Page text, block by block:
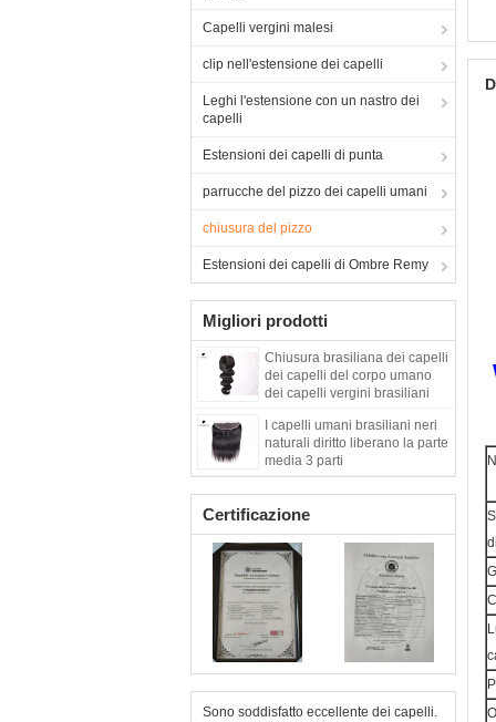
Capelli vergini malesi
clip nell'estensione dei capelli
Leghi l'estensione con un nastro dei
capelli
Estensioni dei capelli di punta
parrucche del pizzo dei capelli umani
chiusura del pizzo
Estensioni dei capelli di Ombre Remy
Migliori prodotti
Chiusura brasiliana dei capelli
dei capelli del corpo umano
dei capelli vergini brasiliani
I capelli umani brasiliani neri
naturali diritto liberano la parte
media 3 parti
Certificazione
Sono soddisfatto eccellente dei capelli.